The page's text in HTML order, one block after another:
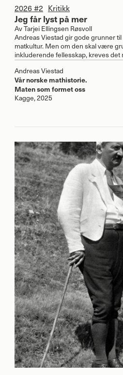
2026 #2 Kritikk
Jeg får lyst på mer
AvTarjei Ellingsen Røsvoll
Andreas Viestad gir gode grunner
matkultur. Men om den skal være
inkluderende fellesskap, kreves det
Andreas Viestad
Vår norske mathistorie.
Maten som formet oss
Kagge, 2025